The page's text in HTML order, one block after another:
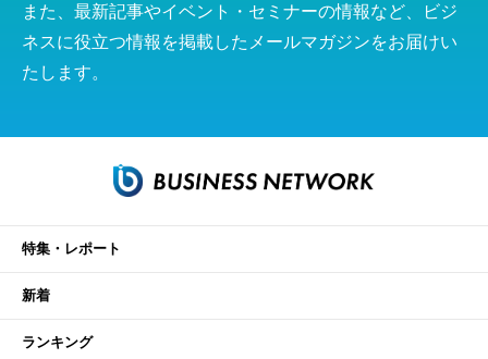
また、最新記事やイベント・セミナーの情報など、ビジ
ネスに役立つ情報を掲載したメールマガジンをお届けい
たします。
特集・レポート
新着
ランキング